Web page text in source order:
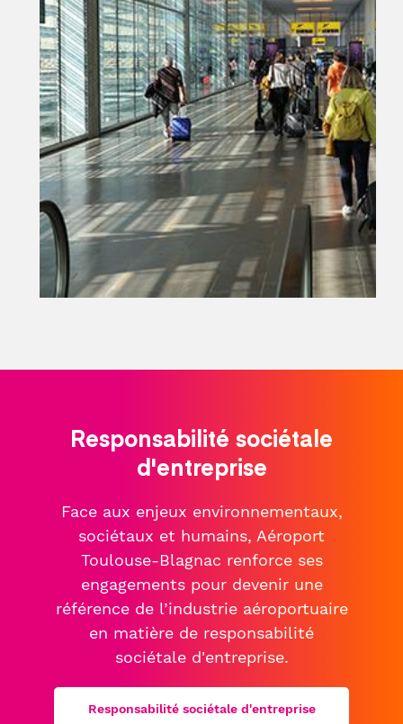
Responsabilité sociétale
d'entreprise
Face aux enjeux environnementaux,
sociétaux et humains, Aéroport
Toulouse-Blagnac renforce ses
engagements pour devenir une
référence de l’industrie aéroportuaire
en matière de responsabilité
sociétale d'entreprise.
Responsabilité sociétale d'entreprise